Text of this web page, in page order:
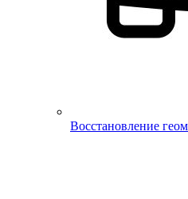
Восстановление